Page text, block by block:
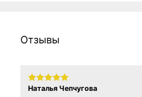
Отзывы
Наталья Чепчугова